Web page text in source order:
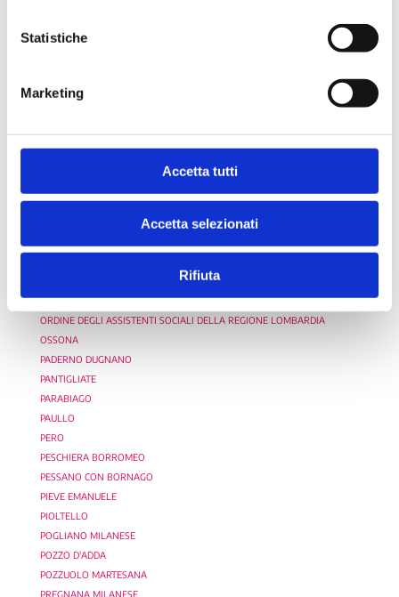
Statistiche
Marketing
Accetta tutti
Accetta selezionati
Rifiuta
LEGNANO
LOCATE DI TRIULZI
MAGENTA
MESERO
OPERA
ORDINE DEGLI ASSISTENTI SOCIALI DELLA REGIONE LOMBARDIA
OSSONA
PADERNO DUGNANO
PANTIGLIATE
PARABIAGO
PAULLO
PERO
PESCHIERA BORROMEO
PESSANO CON BORNAGO
PIEVE EMANUELE
PIOLTELLO
POGLIANO MILANESE
POZZO D'ADDA
POZZUOLO MARTESANA
PREGNANA MILANESE